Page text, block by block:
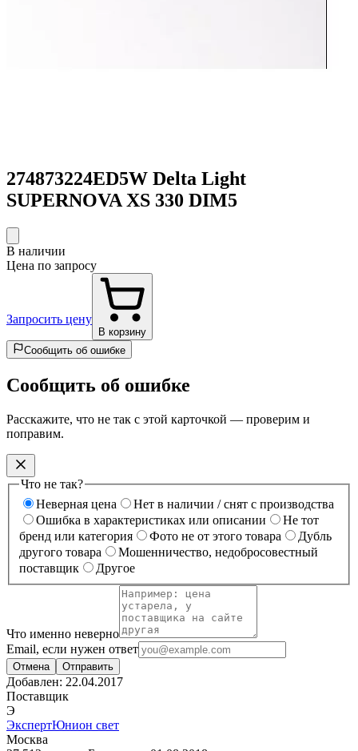
274873224ED5W Delta Light
SUPERNOVA XS 330 DIM5
В наличии
Цена по запросу
Запросить цену
В корзину
Сообщить об ошибке
Сообщить об ошибке
Расскажите, что не так с этой карточкой — проверим и
поправим.
Что не так?
Неверная цена
Нет в наличии / снят с производства
Ошибка в характеристиках или описании
Не тот
бренд или категория
Фото не от этого товара
Дубль
другого товара
Мошенничество, недобросовестный
поставщик
Другое
Что именно неверно
Email, если нужен ответ
Отмена Отправить
Добавлен: 22.04.2017
Поставщик
Э
ЭкспертЮнион свет
Москва